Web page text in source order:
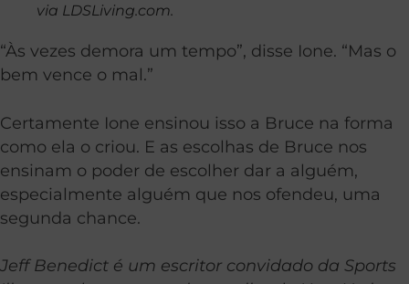
via LDSLiving.com.
“Às vezes demora um tempo”, disse Ione. “Mas o
bem vence o mal.”
Certamente Ione ensinou isso a Bruce na forma
como ela o criou. E as escolhas de Bruce nos
ensinam o poder de escolher dar a alguém,
especialmente alguém que nos ofendeu, uma
segunda chance.
Jeff Benedict é um escritor convidado da Sports